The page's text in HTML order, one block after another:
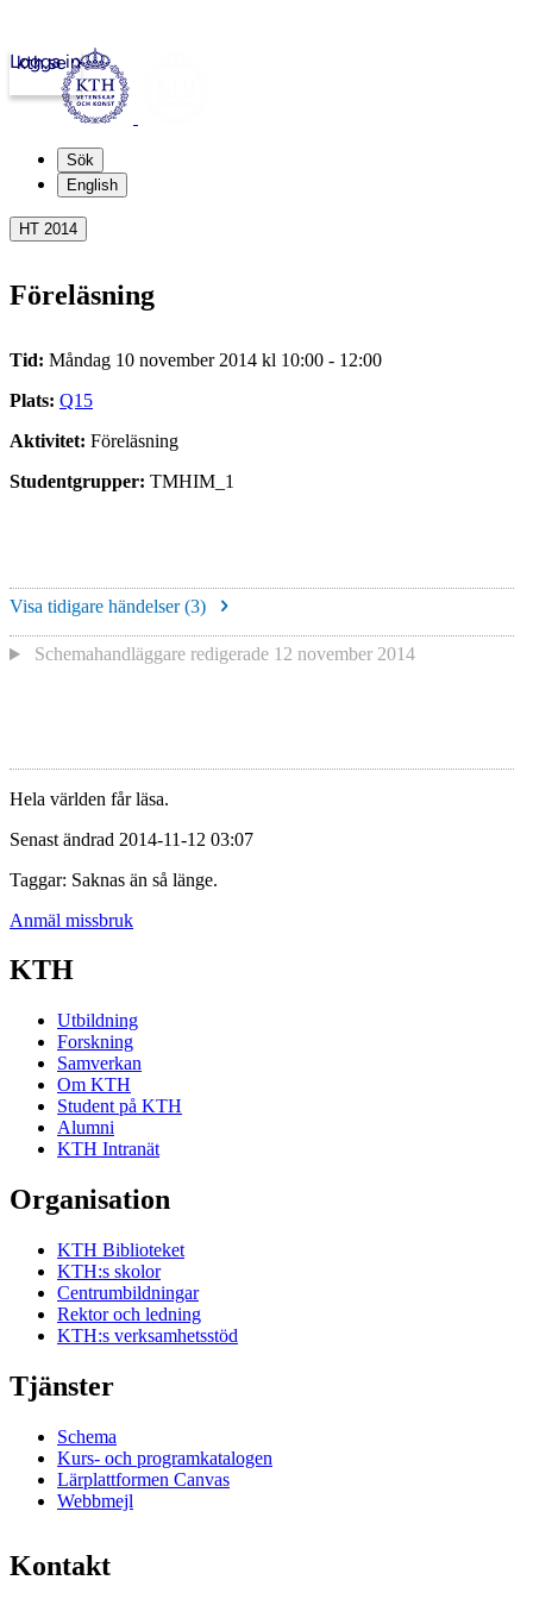
kth.se
Logga in
Sök
English
HT 2014
Föreläsning
Tid: Måndag 10 november 2014 kl 10:00 - 12:00
Plats: Q15
Aktivitet: Föreläsning
Studentgrupper: TMHIM_1
Visa tidigare händelser (3)
Schemahandläggare redigerade 12 november 2014
Hela världen får läsa.
Senast ändrad 2014-11-12 03:07
Taggar: Saknas än så länge.
Anmäl missbruk
KTH
Utbildning
Forskning
Samverkan
Om KTH
Student på KTH
Alumni
KTH Intranät
Organisation
KTH Biblioteket
KTH:s skolor
Centrumbildningar
Rektor och ledning
KTH:s verksamhetsstöd
Tjänster
Schema
Kurs- och programkatalogen
Lärplattformen Canvas
Webbmejl
Kontakt